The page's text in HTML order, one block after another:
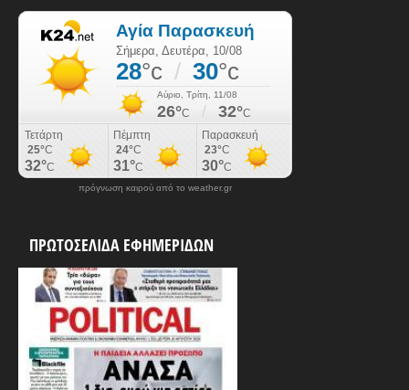
πρόγνωση καιρού από το weather.gr
ΠΡΩΤΟΣΕΛΙΔΑ ΕΦΗΜΕΡΙΔΩΝ